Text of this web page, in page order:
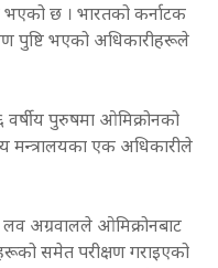
भएको छ । भारतको कर्नाटक
पुष्टि भएको अधिकारीहरूले
पुरुषमा ओमिक्रोनको
मन्त्रालयका एक अधिकारीले
अग्रवालले ओमिक्रोनबाट
समेत परीक्षण गराइएको